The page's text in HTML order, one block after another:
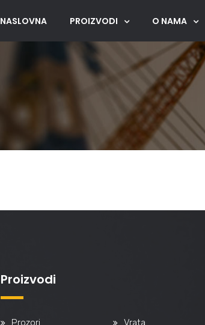
NASLOVNA PROIZVODI O NAMA
Proizvodi
Prozori Vrata